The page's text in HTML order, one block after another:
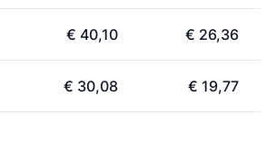
€ 40,10 € 26,36
€ 30,08 € 19,77